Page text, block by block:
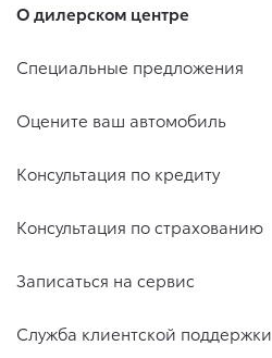
О дилерском центре
Специальные предложения
Оцените ваш автомобиль
Консультация по кредиту
Консультация по страхованию
Записаться на сервис
Служба клиентской поддержки